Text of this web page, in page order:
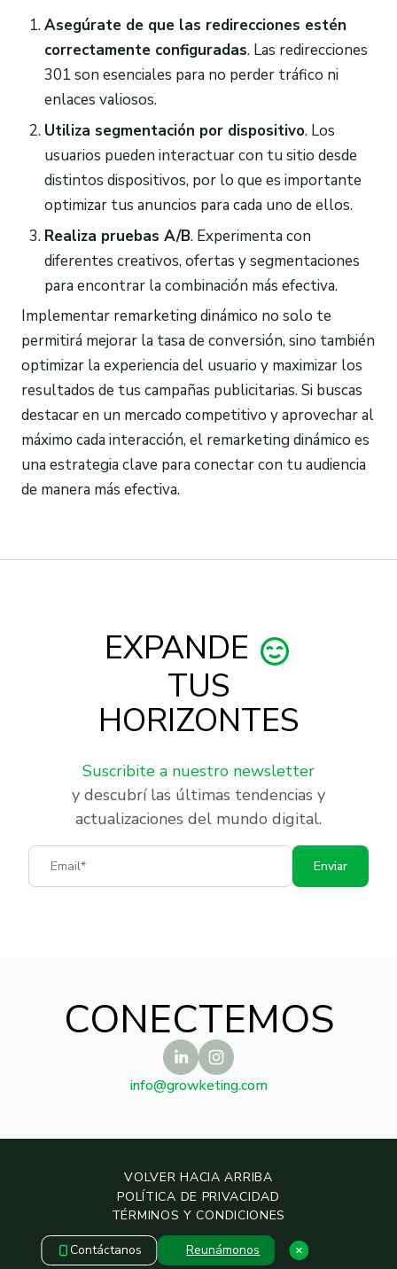
Asegúrate de que las redirecciones estén
correctamente configuradas. Las redirecciones
301 son esenciales para no perder tráfico ni
enlaces valiosos.
Utiliza segmentación por dispositivo. Los
usuarios pueden interactuar con tu sitio desde
distintos dispositivos, por lo que es importante
optimizar tus anuncios para cada uno de ellos.
Realiza pruebas A/B. Experimenta con
diferentes creativos, ofertas y segmentaciones
para encontrar la combinación más efectiva.
Implementar remarketing dinámico no solo te
permitirá mejorar la tasa de conversión, sino también
optimizar la experiencia del usuario y maximizar los
resultados de tus campañas publicitarias. Si buscas
destacar en un mercado competitivo y aprovechar al
máximo cada interacción, el remarketing dinámico es
una estrategia clave para conectar con tu audiencia
de manera más efectiva.
EXPANDE
TUS
HORIZONTES
Suscribite a nuestro newsletter
y descubrí las últimas tendencias y
actualizaciones del mundo digital.
Email
Enviar
CONECTEMOS
info@growketing.com
VOLVER HACIA ARRIBA
POLÍTICA DE PRIVACIDAD
TÉRMINOS Y CONDICIONES
POLÍTICA DE SEGURIDAD
COPYRIGHT © 2019 – 2026 — GROWKETING
Contáctanos Reunámonos